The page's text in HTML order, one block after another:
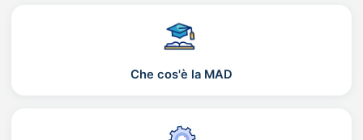
Che cos'è la MAD